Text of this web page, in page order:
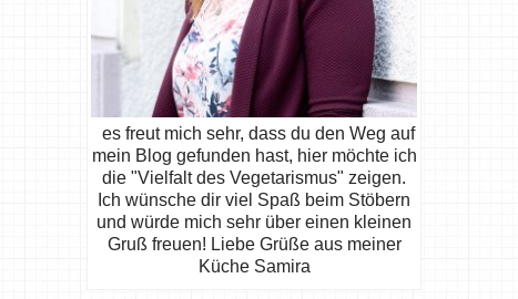
es freut mich sehr, dass du den Weg auf
mein Blog gefunden hast, hier möchte ich
die "Vielfalt des Vegetarismus" zeigen.
Ich wünsche dir viel Spaß beim Stöbern
und würde mich sehr über einen kleinen
Gruß freuen! Liebe Grüße aus meiner
Küche Samira